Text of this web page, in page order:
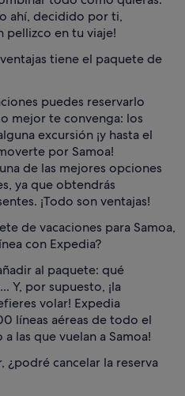
ahí, decidido por ti,
pellizco en tu viaje!
tiene el paquete de
puedes reservarlo
mejor te convenga: los
excursión ¡y hasta el
por Samoa!
de las mejores opciones
ya que obtendrás
¡Todo son ventajas!
de vacaciones para Samoa,
con Expedia?
al paquete: qué
Y, por supuesto, ¡la
volar! Expedia
líneas aéreas de todo el
a las que vuelan a Samoa!
¿podré cancelar la reserva